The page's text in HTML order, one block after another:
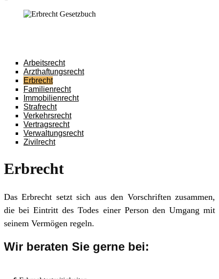
Arbeitsrecht
Arzt­haftungs­recht
Erb­recht
Familien­recht
Immo­bilien­recht
Straf­recht
Verkehrs­recht
Vertrags­recht
Ver­waltungs­recht
Zivil­recht
Erbrecht
Das Erb­recht setzt sich aus den Vor­schrif­ten zu­sam­men,
die bei Ein­tritt des To­des einer Per­son den Um­gang mit
sei­nem Ver­mö­gen re­geln.
Wir beraten Sie gerne bei: